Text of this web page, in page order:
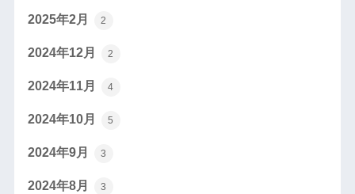
2025年2月 2
2024年12月 2
2024年11月 4
2024年10月 5
2024年9月 3
2024年8月 3